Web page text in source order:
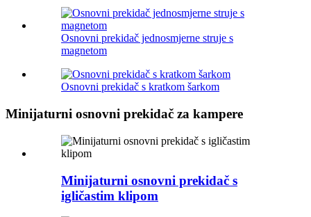
Osnovni prekidač jednosmjerne struje s
magnetom
Osnovni prekidač s kratkom šarkom
Minijaturni osnovni prekidač za kampere
Minijaturni osnovni prekidač s
igličastim klipom